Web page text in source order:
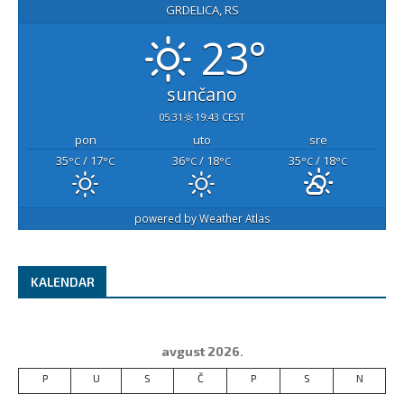
GRDELICA, RS
23°
sunčano
05:31 19:43 CEST
pon uto
sre
35°C / 17°C 36°C / 18°C 35°C / 18°C
powered byWeather Atlas
KALENDAR
avgust 2026.
P U S Č P S N